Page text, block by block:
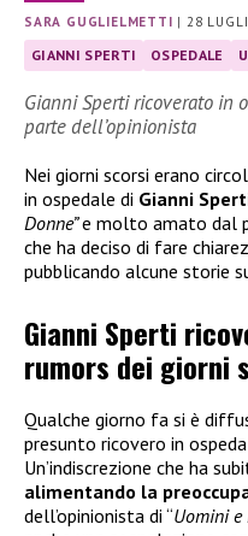
SARA GUGLIELMETTI | 28
GIANNI SPERTI OSPEDALE
Gianni Sperti ricoverato in
parte dell’opinionista
Nei giorni scorsi erano
in ospedale di Gianni
Donne”e molto amato dal
che ha deciso di fare
pubblicando alcune storie
Gianni Sperti
rumors dei giorni
Qualche giorno fa si è
presunto ricovero in
Un’indiscrezione che ha
alimentando la
dell’opinionista di “Uomini e